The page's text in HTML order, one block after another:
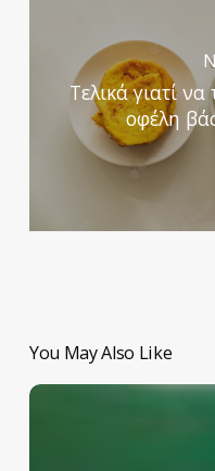
Τελικά γιατί
οφέλη
You May Also Like